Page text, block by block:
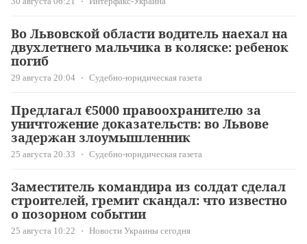
Во Львовской области водитель наехал на
двухлетнего мальчика в коляске: ребенок
погиб
29 августа 20:04 Судебно-юридическая газета
Предлагал €5000 правоохранителю за
уничтожение доказательств: во Львове
задержан злоумышленник
25 августа 20:33 Судебно-юридическая газета
Заместитель командира из солдат сделал
строителей, гремит скандал: что известно
о позорном событии
25 августа 10:22 Новости Украины сегодня